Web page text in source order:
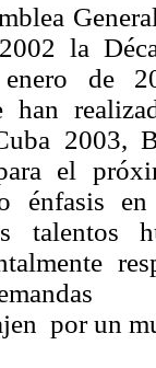
la
enero
han
2003,
el
en
talentos
por un